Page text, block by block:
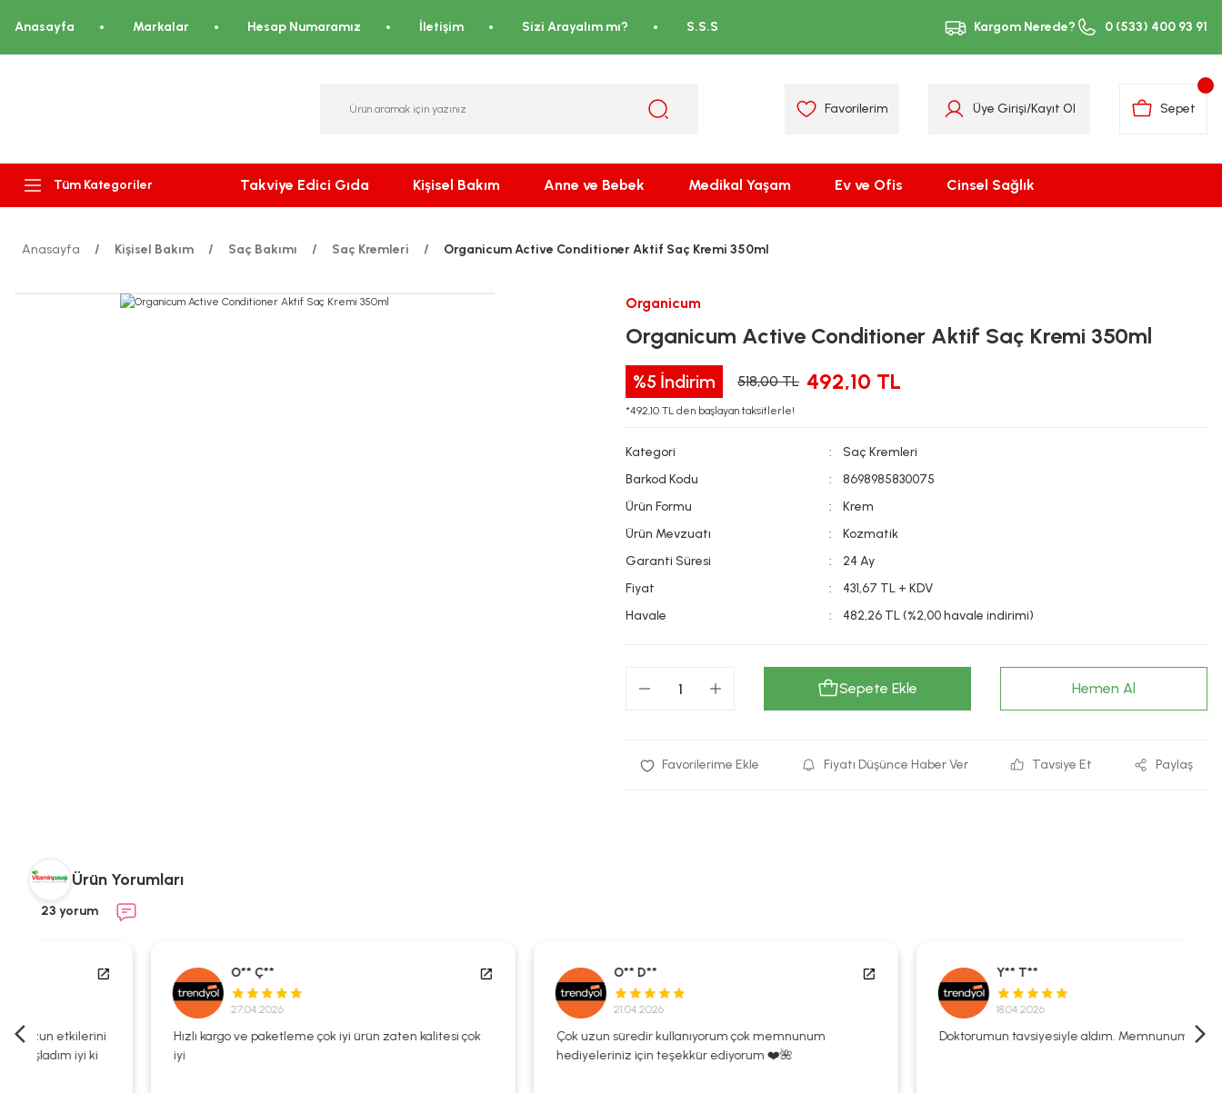
Anasayfa Markalar Hesap Numaramız İletişim Sizi Arayalım mı? S.S.S Kargom Nerede? 0 (533) 400 93 91
Favorilerim Üye Girişi/Kayıt Ol Sepet
Tüm Kategoriler Takviye Edici Gıda Kişisel Bakım Anne ve Bebek Medikal Yaşam Ev ve Ofis Cinsel Sağlık
Anasayfa Kişisel Bakım Saç Bakımı Saç Kremleri Organicum Active Conditioner Aktif Saç Kremi 350ml
Organicum
Organicum Active Conditioner Aktif Saç Kremi 350ml
%5 İndirim 518,00 TL 492,10 TL
*492,10 TL den başlayan taksitlerle!
Kategori
Saç Kremleri
Barkod Kodu
8698985830075
Ürün Formu
Krem
Ürün Mevzuatı
Kozmatik
Garanti Süresi
24 Ay
Fiyat
431,67 TL + KDV
Havale
482,26 TL (%2,00 havale indirimi)
Sepete Ekle Hemen Al
Fiyatı Düşünce Haber Ver Tavsiye Et Paylaş
Ürün Yorumları
23 yorum
27.04.2026
Hızlı kargo ve paketleme çok iyi ürün zaten kalitesi çok
iyi
21.04.2026
Çok uzun süredir kullanıyorum çok memnunum
hediyeleriniz için teşekkür ediyorum ❤️🌺
Doktorumun tavsiyesiyle aldım. Memnunum.